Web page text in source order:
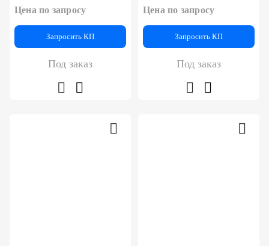
Цена по запросу
Запросить КП
Под заказ
Цена по запросу
Запросить КП
Под заказ